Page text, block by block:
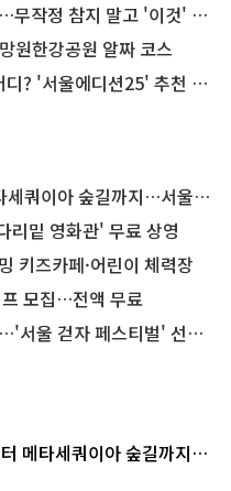
참지 말고 '이것' 해보세요!
원한강공원 알짜 코스
'서울에디션25' 추천 코스
숲길까지…서울둘레길 15코스
리밑 영화관' 무료 상영
키즈카페·어린이 체력장
모집…전액 무료
자 페스티벌' 선착순 5천명
메타세쿼이아 숲길까지…